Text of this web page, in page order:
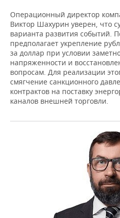
Операционный директор
Виктор Шахурин уверен, что
варианта развития событий.
предполагает укрепление
за доллар при условии
напряженности и
вопросам. Для реализации
смягчение санкционного
контрактов на поставку
каналов внешней торговли.